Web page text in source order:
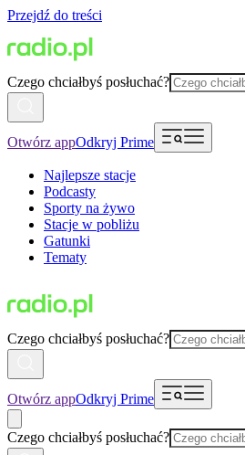
Przejdź do treści
Czego chciałbyś posłuchać?
Otwórz appOdkryj Prime
Najlepsze stacje
Podcasty
Sporty na żywo
Stacje w pobliżu
Gatunki
Tematy
Czego chciałbyś posłuchać?
Otwórz appOdkryj Prime
Czego chciałbyś posłuchać?